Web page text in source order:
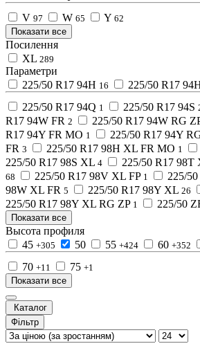
V 97 W 65 Y 62
Показати все
Посилення
XL 289
Параметри
225/50 R17 94H 16 225/50 R17
225/50 R17 94Q 1 225/50 R17 94S
R17 94W FR 2 225/50 R17 94W RG
R17 94Y FR MO 1 225/50 R17 94Y
FR 3 225/50 R17 98H XL FR MO 1
225/50 R17 98S XL 4 225/50 R17 98T
68 225/50 R17 98V XL FP 1 225/
98W XL FR 5 225/50 R17 98Y XL 26
225/50 R17 98Y XL RG ZP 1 225/50
Показати все
Высота профиля
45 +305 50 55 +424 60 +352
70 +11 75 +1
Показати все
Каталог
Фільтр